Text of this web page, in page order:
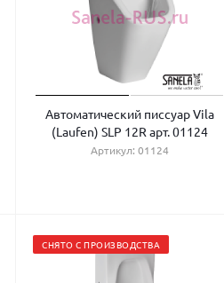
Автоматический писсуар Vila
(Laufen) SLP 12R арт. 01124
Артикул: 01124
СНЯТО С ПРОИЗВОДСТВА